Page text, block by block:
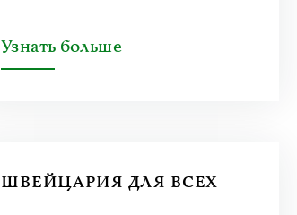
Узнать больше
ШВЕЙЦАРИЯ ДЛЯ ВСЕХ